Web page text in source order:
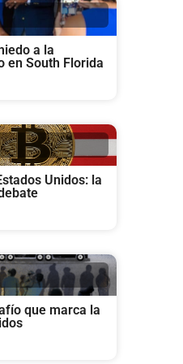
a la
en South Florida
Unidos: la
que marca la